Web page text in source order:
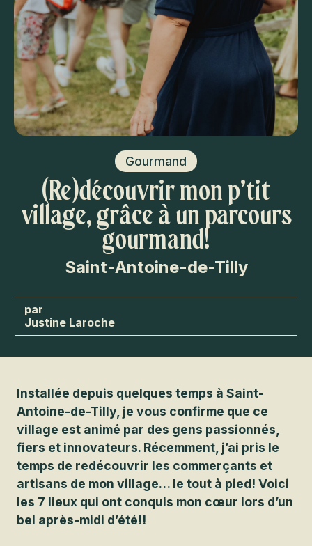
Gourmand
(Re)découvrir mon p’tit
village, grâce à un parcours
gourmand!
Saint-Antoine-de-Tilly
Justine Laroche
Installée depuis quelques temps à Saint-
Antoine-de-Tilly, je vous confirme que ce
village est animé par des gens passionnés,
fiers et innovateurs. Récemment, j’ai pris le
temps de redécouvrir les commerçants et
artisans de mon village… le tout à pied! Voici
les 7 lieux qui ont conquis mon cœur lors d’un
bel après-midi d’été!!